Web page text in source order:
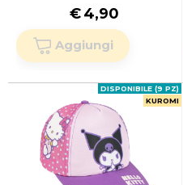
€4,90
KUROMI
DISPONIBILE (9 PZ)